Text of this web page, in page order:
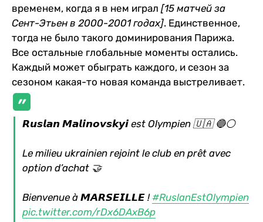
временем, когда я в нем играл [15 матчей за
Сент-Этьен в 2000-2001 годах]. Единственное,
тогда не было такого доминирования Парижа.
Все остальные глобальные моменты остались.
Каждый может обыграть каждого, и сезон за
сезоном какая-то новая команда выстреливает.
𝙍𝙪𝙨𝙡𝙖𝙣 𝙈𝙖𝙡𝙞𝙣𝙤𝙫𝙨𝙠𝙮𝙞 est Olympien 🇺🇦 🔵⚪️
Le milieu ukrainien rejoint le club en prêt avec
option d’achat 🤝
Bienvenue à 𝙈𝘼𝙍𝙎𝙀𝙄𝙇𝙇𝙀 !#RuslanEstOlympien
pic.twitter.com/rDx6DAxB6p